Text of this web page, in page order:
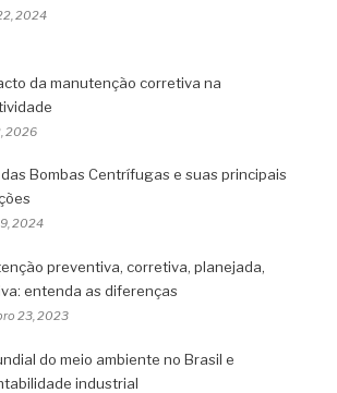
2024
da manutenção corretiva na
2026
das Bombas Centrífugas e suas principais
2024
preventiva, corretiva, planejada,
entenda as diferenças
23, 2023
do meio ambiente no Brasil e
industrial